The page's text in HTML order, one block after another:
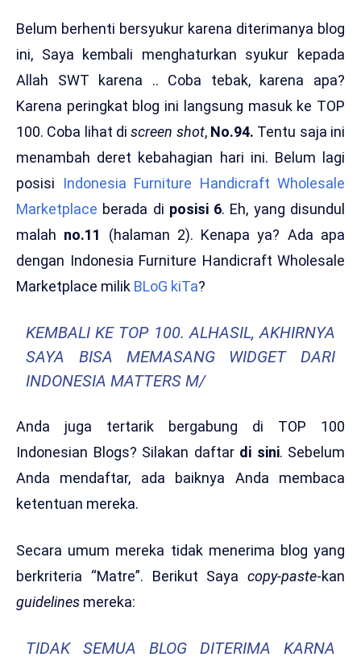
Belum berhenti bersyukur karena diterimanya blog
ini, Saya kembali menghaturkan syukur kepada
Allah SWT karena .. Coba tebak, karena apa?
Karena peringkat blog ini langsung masuk ke TOP
100. Coba lihat discreen shot, No.94. Tentu saja ini
menambah deret kebahagian hari ini. Belum lagi
posisi
Indonesia Furniture Handicraft Wholesale
Marketplace berada di posisi 6. Eh, yang disundul
malah no.11 (halaman 2). Kenapa ya? Ada apa
dengan Indonesia Furniture Handicraft Wholesale
Marketplace milik BLoG kiTa?
KEMBALI KE TOP 100. ALHASIL, AKHIRNYA
SAYA BISA MEMASANG WIDGETDARI
INDONESIA MATTERS M/
Anda juga tertarik bergabung di TOP 100
Indonesian Blogs? Silakan daftar di sini. Sebelum
Anda mendaftar, ada baiknya Anda membaca
ketentuan mereka.
Secara umum mereka tidak menerima blog yang
berkriteria “Matre”. Berikut Saya copy-paste-kan
guidelines mereka:
TIDAK SEMUA BLOG DITERIMA KARNA